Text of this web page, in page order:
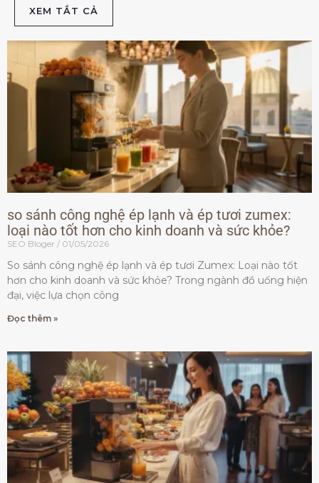
XEM TẮT CẢ
so sánh công nghệ ép lạnh và ép tươi zumex:
loại nào tốt hơn cho kinh doanh và sức khỏe?
SEO Bloger 01/05/2026
So sánh công nghệ ép lạnh và ép tươi Zumex: Loại nào tốt
hơn cho kinh doanh và sức khỏe? Trong ngành đồ uống hiện
đại, việc lựa chọn công
Đọc thêm »